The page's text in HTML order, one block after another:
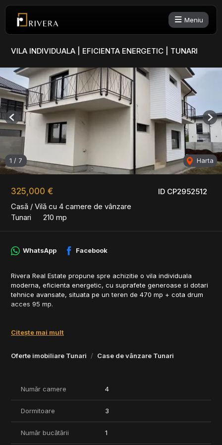
Meniu
VILA INDIVIDUALA | EFICIENTA ENERGETIC | TUNARI
ID CP2952512
325,000 €
Casă / Vilă cu 4 camere de vânzare
Tunari
210 mp
1 / 7 Harta
Previous
Oferte imobiliare Tunari Case de vânzare Tunari
WhatsApp Facebook
Rivera Real Estate propune spre achizitie o vila individuala
moderna, eficienta energetic, cu suprafete generoase si dotari
tehnice avansate, situata pe un teren de 470 mp + cota drum
acces 95 mp.
- teren 470 mp + cota drum acces 95 mp
- total aproximativ 210 mp utili
- beci sub terasa + put propriu 18 m cu hidrofor
Compartimentare:
Parter
- living 27 mp
Citește mai mult
Număr camere 4
Dormitoare 3
Număr bucătării 1